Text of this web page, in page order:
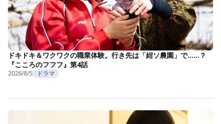
ドキドキ＆ワクワクの職業体験。行き先は「紺ソ農園」で……？
『こころのフフフ』第4話
2026/8/5 ドラマ